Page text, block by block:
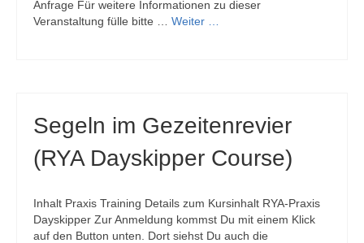
Anfrage Für weitere Informationen zu dieser
Veranstaltung fülle bitte … Weiter …
Segeln im Gezeitenrevier
(RYA Dayskipper Course)
Inhalt Praxis Training Details zum Kursinhalt RYA-Praxis
Dayskipper Zur Anmeldung kommst Du mit einem Klick
auf den Button unten. Dort siehst Du auch die